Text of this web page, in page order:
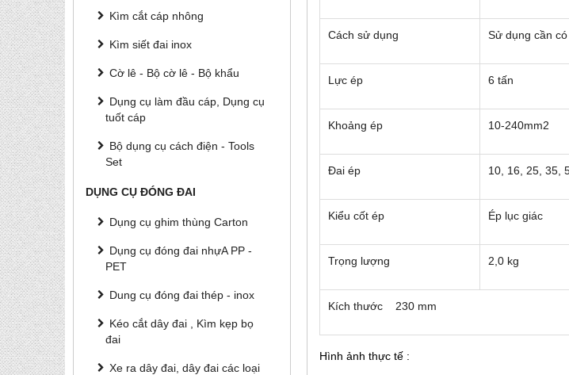
Kìm cắt cáp nhông
Kìm siết đai inox
Cờ lê - Bộ cờ lê - Bộ khẩu
Dụng cụ làm đầu cáp, Dụng cụ
tuốt cáp
Bộ dụng cụ cách điện - Tools
Set
DỤNG CỤ ĐÓNG ĐAI
Dụng cụ ghim thùng Carton
Dụng cụ đóng đai nhựA PP -
PET
Dung cụ đóng đai thép - inox
Kéo cắt dây đai , Kìm kẹp bọ
đai
Xe ra dây đai, dây đai các loại
Cách sử dụng Sử dụng cần
Lực ép 6 tấn
Khoảng ép 10-240mm2
Đai ép 10, 16, 25, 35,
Kiểu cốt ép Ép lục giác
Trọng lượng 2,0 kg
Kích thước 230 mm
Hình ảnh thực tế :